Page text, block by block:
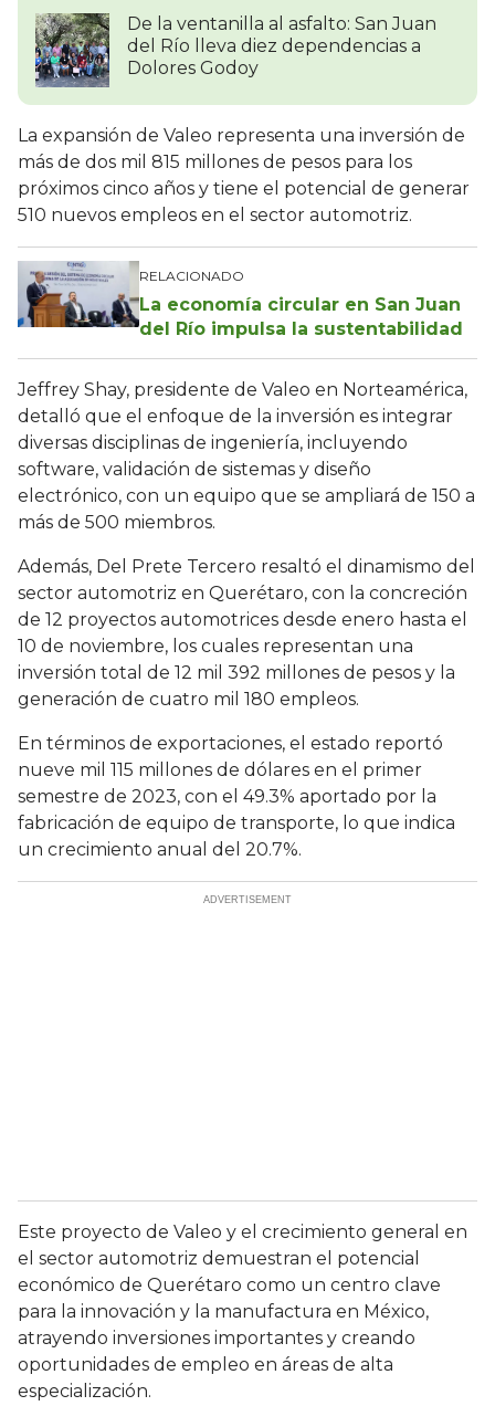
De la ventanilla al asfalto: San Juan
del Río lleva diez dependencias a
Dolores Godoy
La expansión de Valeo representa una inversión de
más de dos mil 815 millones de pesos para los
próximos cinco años y tiene el potencial de generar
510 nuevos empleos en el sector automotriz.
RELACIONADO
La economía circular en San Juan
del Río impulsa la sustentabilidad
Jeffrey Shay, presidente de Valeo en Norteamérica,
detalló que el enfoque de la inversión es integrar
diversas disciplinas de ingeniería, incluyendo
software, validación de sistemas y diseño
electrónico, con un equipo que se ampliará de 150 a
más de 500 miembros.
Además, Del Prete Tercero resaltó el dinamismo del
sector automotriz en Querétaro, con la concreción
de 12 proyectos automotrices desde enero hasta el
10 de noviembre, los cuales representan una
inversión total de 12 mil 392 millones de pesos y la
generación de cuatro mil 180 empleos.
En términos de exportaciones, el estado reportó
nueve mil 115 millones de dólares en el primer
semestre de 2023, con el 49.3% aportado por la
fabricación de equipo de transporte, lo que indica
un crecimiento anual del 20.7%.
Este proyecto de Valeo y el crecimiento general en
el sector automotriz demuestran el potencial
económico de Querétaro como un centro clave
para la innovación y la manufactura en México,
atrayendo inversiones importantes y creando
oportunidades de empleo en áreas de alta
especialización.